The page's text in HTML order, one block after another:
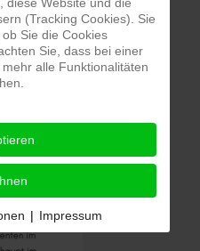
(Tracking Cookies). Sie
Sie die Cookies
Sie, dass bei einer
alle Funktionalitäten
| Impressum